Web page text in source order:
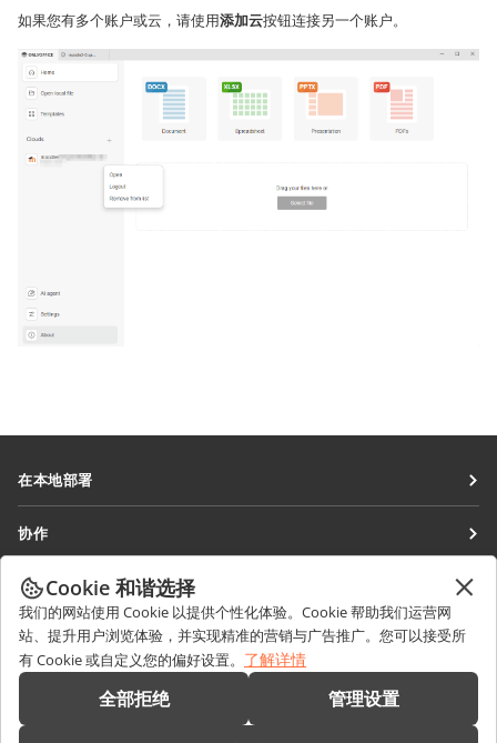
如果您有多个账户或云，请使用添加云按钮连接另一个账户。
在本地部署
协作空间
工作区
连接器
桌面应用程序
移动应用程序
协作
针对翻译人员
针对博主
职位空缺
获取最新资讯
博客
获取帮助
论坛
销售相关问题
sales@onlyoffice.com
Cookie 和谐选择
我们的网站使用 Cookie 以提供个性化体验。Cookie 帮助我们运营网
站、提升用户浏览体验，并实现精准的营销与广告推广。您可以接受所
有 Cookie 或自定义您的偏好设置。 了解详情
全部拒绝 管理设置